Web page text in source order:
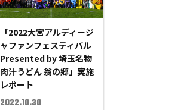
「2022大宮アルディージ
ャファンフェスティバル
Presented by 埼玉名物
肉汁うどん 翁の郷」実施
レポート
2022.10.30